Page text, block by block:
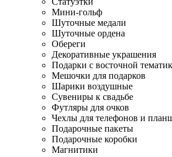
Мини-гольф
Шуточные медали
Шуточные ордена
Обереги
Декоративные украшения
Подарки с восточной
Мешочки для подарков
Шарики воздушные
Сувениры к свадьбе
Футляры для очков
Чехлы для телефонов и
Подарочные пакеты
Подарочные коробки
Магнитики